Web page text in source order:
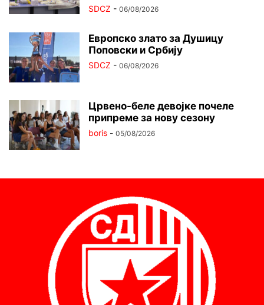
SDCZ - 06/08/2026
Европско злато за Душицу
Поповски и Србију
SDCZ - 06/08/2026
Црвено-беле девојке почеле
припреме за нову сезону
boris - 05/08/2026